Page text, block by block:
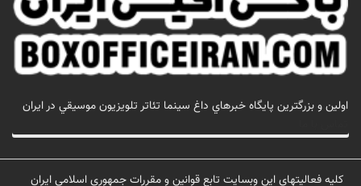
اولين و بزرگترين پايگاه خبرهاي داغ سينما تئاتر تلويزيون موسيقي در ايران
کلیه فعالیتهای این وبسایت تابع قوانین و مقررات جمهوری اسلامی ایران